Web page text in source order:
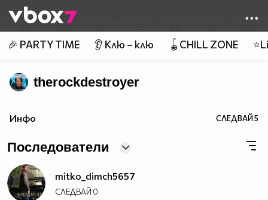
👾
🎉 PARTY TIME 👂 Клю – клю 🪀CHILL ZONE
therockdestroyer
Инфо СЛЕДВАЙ5
Последователи
mitko_dimch5657
СЛЕДВАЙ 0